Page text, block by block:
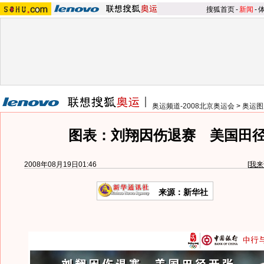
搜狐首页-新闻 -
奥运频道-2008北京奥运会 > 奥运
图表：刘翔因伤退赛 美国田
2008年08月19日01:46 [我
来源：新华社